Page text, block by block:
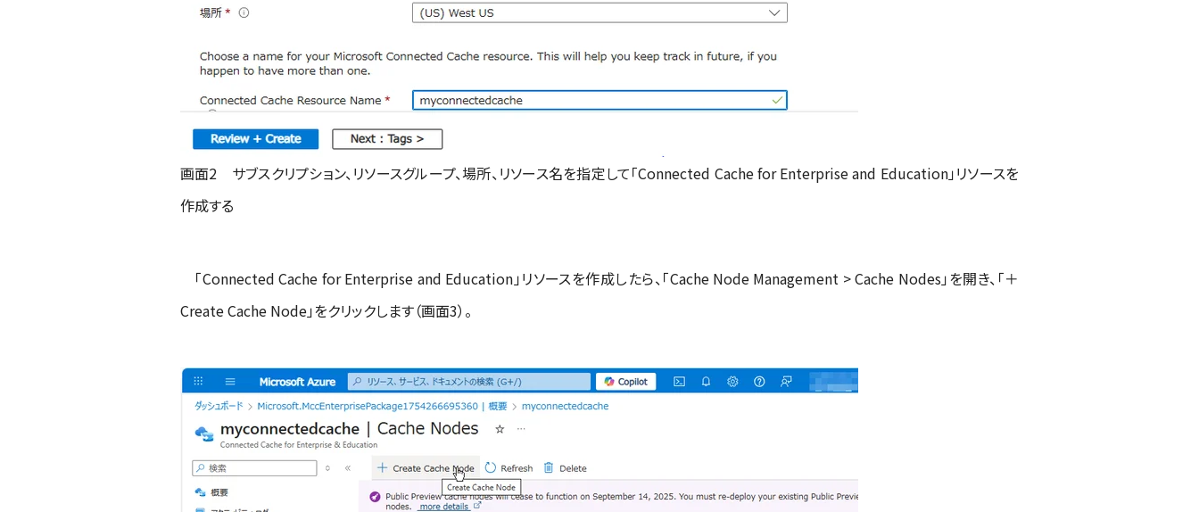
画面2 サブスクリプション、リソースグループ、場所、リソース名を指定して「Connected Cache for Enterprise and Education」リソースを
作成する
「Connected Cache for Enterprise and Education」リソースを作成したら、「Cache Node Management > Cache Nodes」を開き、「＋
Create Cache Node」をクリックします（画面3）。